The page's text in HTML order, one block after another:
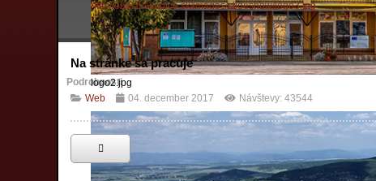
logo2.jpg
http://obecbiskupice.sk/images/slideshow/logo3.jpg
Na stránke sa pracuje
Podrobnosti
Web
04. december 2017 Návštevy: 43544